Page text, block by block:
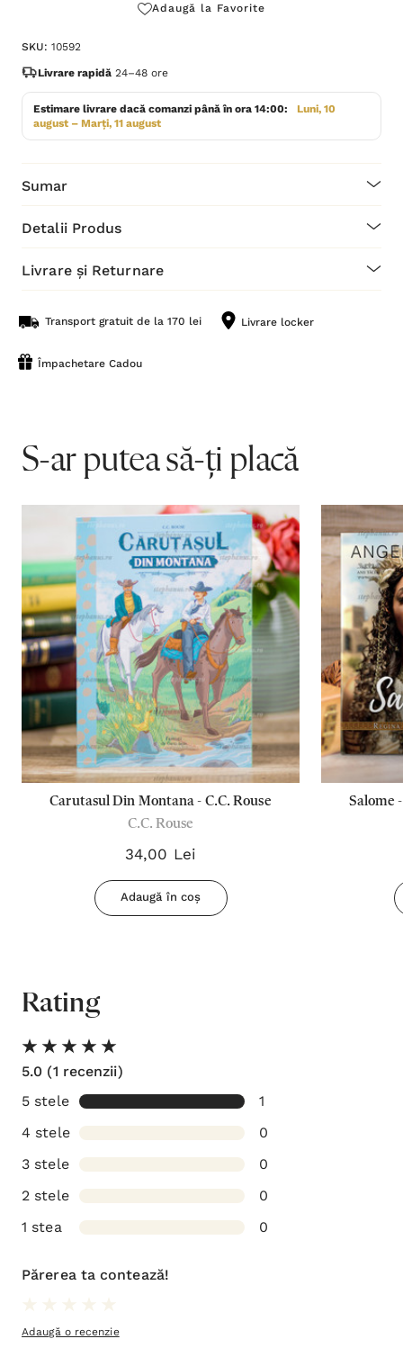
Adaugă la Favorite
SKU: 10592
Livrare rapidă 24–48 ore
Estimare livrare dacă comanzi până în ora 14:00:
Luni, 10
august – Marți, 11 august
Sumar
Detalii Produs
Livrare și Returnare
Transport gratuit de la 170 lei Livrare locker
Împachetare Cadou
S-ar putea să-ți placă
Carutasul Din Montana - C.C. Rouse
C.C. Rouse
34,00 Lei
Adaugă în coș
Salome
Rating
5.0 (1 recenzii)
5 stele
1
4 stele
0
3 stele
0
2 stele
0
1 stea
0
Părerea ta contează!
Adaugă o recenzie